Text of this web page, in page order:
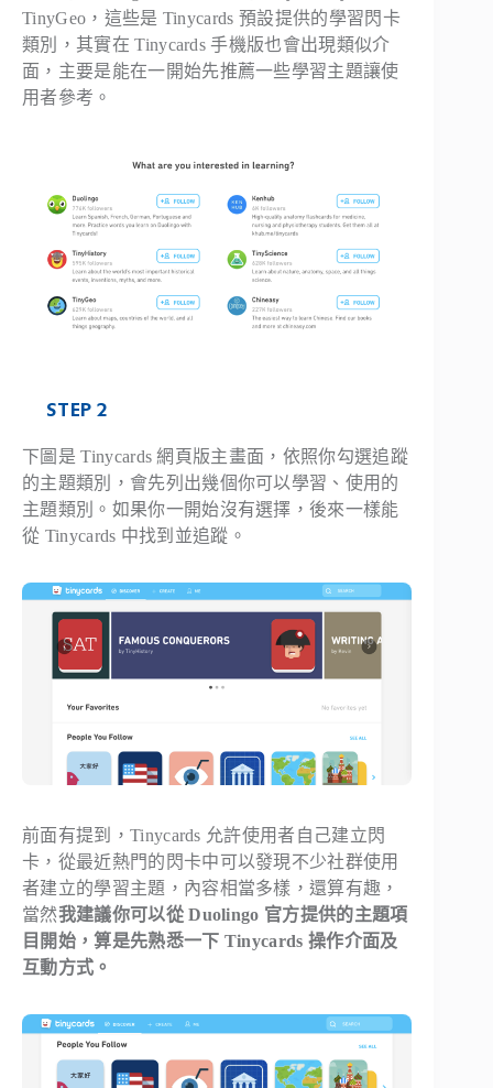
TinyGeo，這些是 Tinycards 預設提供的學習閃卡
類別，其實在 Tinycards 手機版也會出現類似介
面，主要是能在一開始先推薦一些學習主題讓使
用者參考。
STEP 2
下圖是 Tinycards 網頁版主畫面，依照你勾選追蹤
的主題類別，會先列出幾個你可以學習、使用的
主題類別。如果你一開始沒有選擇，後來一樣能
從 Tinycards 中找到並追蹤。
前面有提到，Tinycards 允許使用者自己建立閃
卡，從最近熱門的閃卡中可以發現不少社群使用
者建立的學習主題，內容相當多樣，還算有趣，
當然我建議你可以從 Duolingo 官方提供的主題項
目開始，算是先熟悉一下 Tinycards 操作介面及
互動方式。